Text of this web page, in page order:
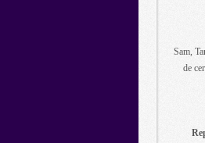
Sam,
de